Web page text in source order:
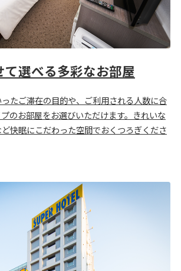
て選べる多彩なお部屋
たご滞在の目的や、ご利用される人数に合
のお部屋をお選びいただけます。きれいな
快眠にこだわった空間でおくつろぎくださ